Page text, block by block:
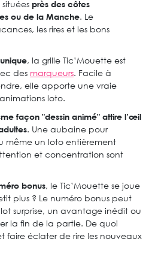
près des côtes
ou de la Manche. Le
les rires et les bons
, la grille Tic’Mouette est
des marqueurs. Facile à
elle apporte une vraie
loto.
façon "dessin animé" attire l’œil
. Une aubaine pour
même un loto entièrement
et concentration sont
bonus, le Tic’Mouette se joue
plus ? Le numéro bonus peut
surprise, un avantage inédit ou
la fin de la partie. De quoi
faire éclater de rire les nouveaux